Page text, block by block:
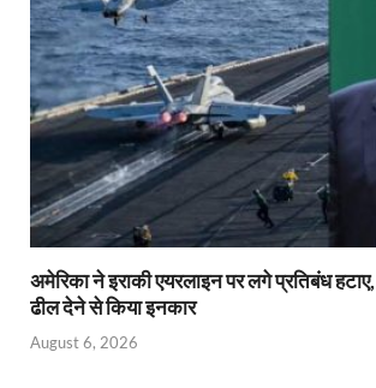
अमेरिका ने इराकी एयरलाइन पर लगे प्रतिबंध
ढील देने से किया इनकार
August 6, 2026